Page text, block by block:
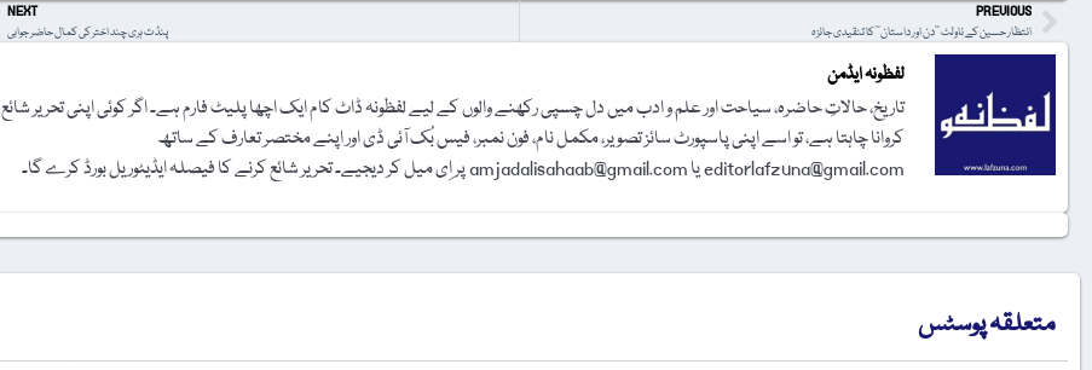
PREVIOUS
انتظار حسین کے ناولٹ ’’دن اور داستان‘‘ کا تنقیدی جائزہ
NEXT
پنڈت ہری چند اختر کی کمال حاضر جوابی
لفظونہ ایڈمن
تاریخ، حالاتِ حاضرہ، سیاحت اور علم و ادب میں دل چسپی رکھنے والوں کے لیے لفظونہ ڈاٹ کام ایک اچھا پلیٹ فارم ہے۔ اگر کوئی اپنی تحریر شائع
کروانا چاہتا ہے، تو اسے اپنی پاسپورٹ سائز تصویر، مکمل نام، فون نمبر، فیس بُک آئی ڈی اور اپنے مختصر تعارف کے ساتھ
editorlafzuna@gmail.com یا amjadalisahaab@gmail.com پر اِی میل کر دیجیے۔ تحریر شائع کرنے کا فیصلہ ایڈیٹوریل بورڈ کرے گا۔
متعلقہ پوسٹس